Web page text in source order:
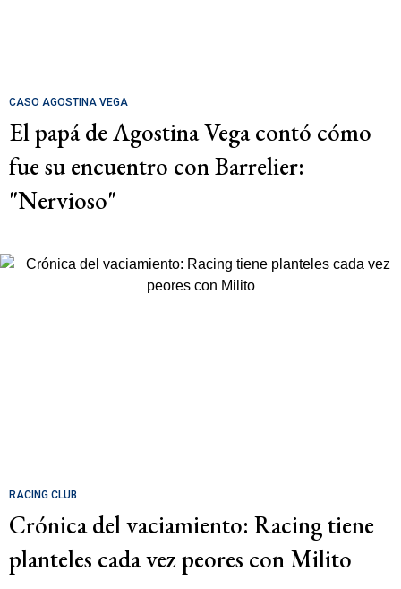
CASO AGOSTINA VEGA
El papá de Agostina Vega contó cómo
fue su encuentro con Barrelier:
"Nervioso"
RACING CLUB
Crónica del vaciamiento: Racing tiene
planteles cada vez peores con Milito